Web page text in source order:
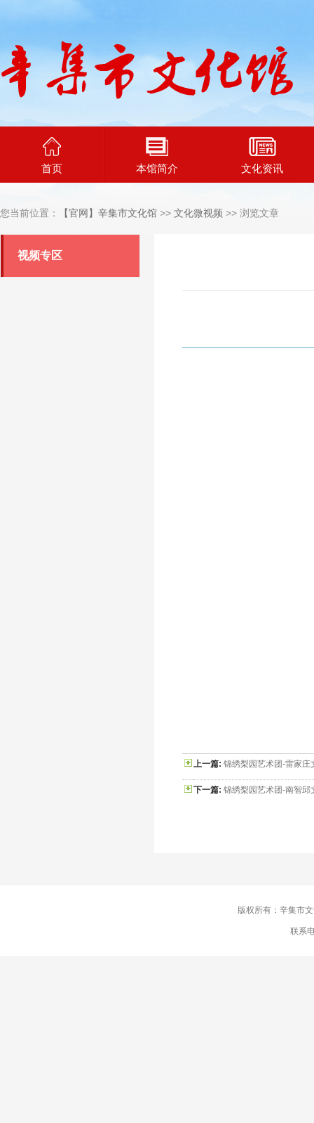
首页 本馆简介 文化资讯
您当前位置： 【官网】辛集市文化馆 >> 文化微视频 >> 浏览文章
视频专区
上一篇: 锦绣梨园艺术团-雷家庄
下一篇: 锦绣梨园艺术团-南智邱
版权所有：辛集市
联系